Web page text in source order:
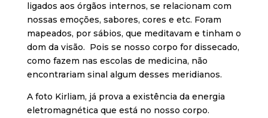
ligados aos órgãos internos, se relacionam com
nossas emoções, sabores, cores e etc. Foram
mapeados, por sábios, que meditavam e tinham o
dom da visão. Pois se nosso corpo for dissecado,
como fazem nas escolas de medicina, não
encontrariam sinal algum desses meridianos.
A foto Kirliam, já prova a existência da energia
eletromagnética que está no nosso corpo.